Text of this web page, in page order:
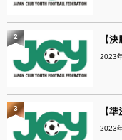
【
2023
2
【
2023
3